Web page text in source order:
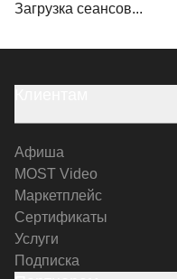
Загрузка сеансов...
Афиша
MOST Video
Маркетплейс
Сертификаты
Услуги
Подписка